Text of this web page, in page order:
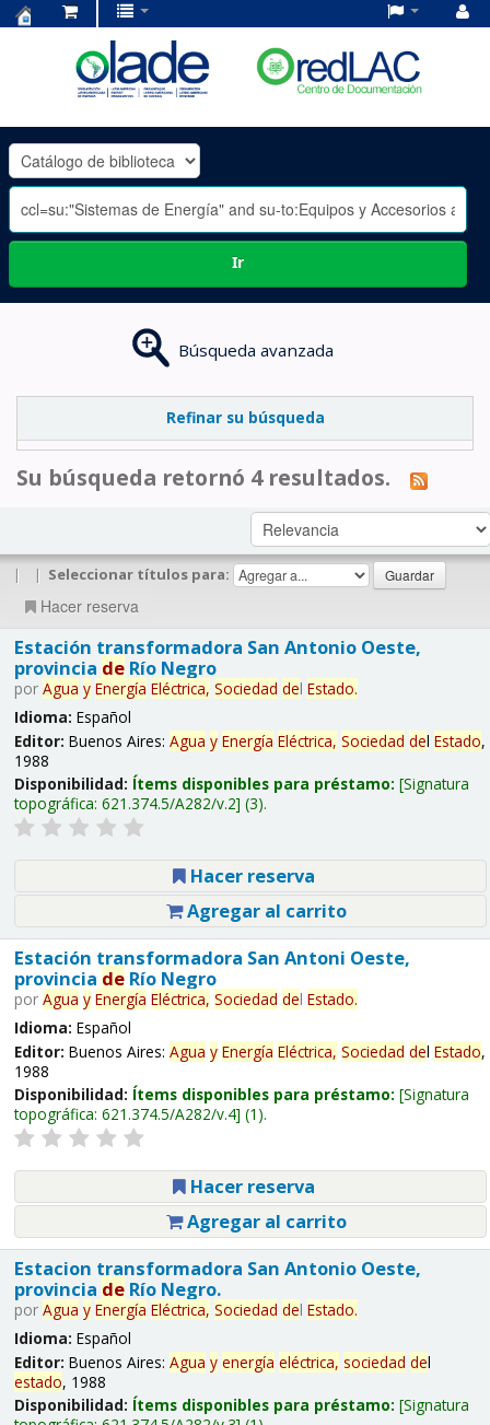
OLADE
-
Ir
Búsqueda avanzada
Refinar su búsqueda
Su búsqueda retornó 4 resultados.
| | Seleccionar títulos para:
Hacer reserva
Estación transformadora San Antonio Oeste,
provincia deRío Negro
por Agua y Energía Eléctrica, Sociedad del Estado.
Idioma: Español
Editor: Buenos Aires: Agua y Energía Eléctrica, Sociedad del Estado,
1988
Disponibilidad: Ítems disponibles para préstamo: Signatura
topográfica: 621.374.5/A282/v.2 (3).
Hacer reserva
Agregar al carrito
Estación transformadora San Antoni Oeste,
provincia deRío Negro
por Agua y Energía Eléctrica, Sociedad del Estado.
Idioma: Español
Editor: Buenos Aires: Agua y Energía Eléctrica, Sociedad del Estado,
1988
Disponibilidad: Ítems disponibles para préstamo: Signatura
topográfica: 621.374.5/A282/v.4 (1).
Hacer reserva
Agregar al carrito
Estacion transformadora San Antonio Oeste,
provincia deRío Negro.
por Agua y Energía Eléctrica, Sociedad del Estado.
Idioma: Español
Editor: Buenos Aires: Agua y energía eléctrica, sociedad del
estado, 1988
Disponibilidad: Ítems disponibles para préstamo: Signatura